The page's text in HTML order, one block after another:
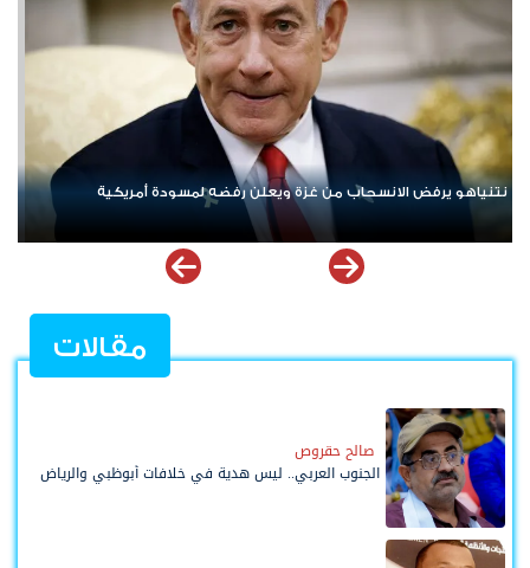
ردا على «خروقات» حزب الله.. إسرائيل تشن ضربات على جنوب لبنان
مقالات
صالح حقروص
الجنوب العربي.. ليس هدية في خلافات أبوظبي والرياض